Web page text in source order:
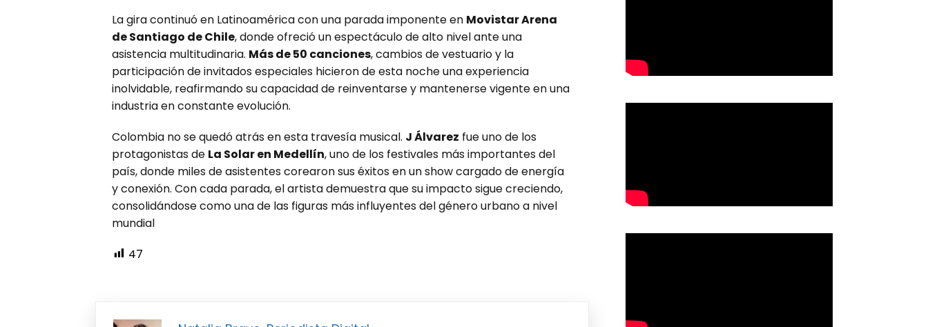
La gira continuó en Latinoamérica con una parada imponente en Movistar Arena
de Santiago de Chile, donde ofreció un espectáculo de alto nivel ante una
asistencia multitudinaria. Más de 50 canciones, cambios de vestuario y la
participación de invitados especiales hicieron de esta noche una experiencia
inolvidable, reafirmando su capacidad de reinventarse y mantenerse vigente en una
industria en constante evolución.
Colombia no se quedó atrás en esta travesía musical. J Álvarez fue uno de los
protagonistas de La Solar en Medellín, uno de los festivales más importantes del
país, donde miles de asistentes corearon sus éxitos en un show cargado de energía
y conexión. Con cada parada, el artista demuestra que su impacto sigue creciendo,
consolidándose como una de las figuras más influyentes del género urbano a nivel
mundial
47